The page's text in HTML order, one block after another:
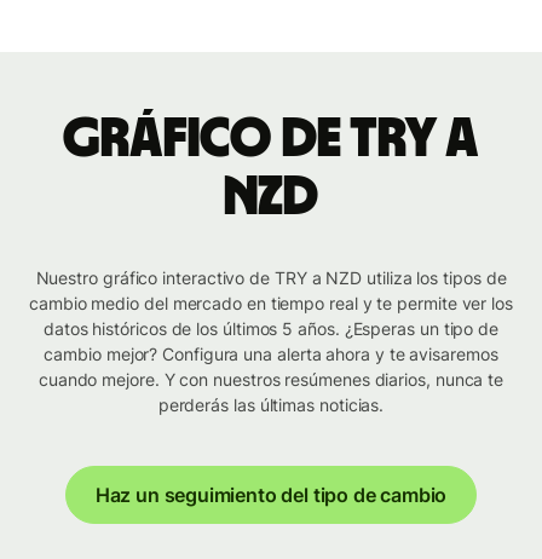
Gráfico de TRY a
NZD
Nuestro gráfico interactivo de TRY a NZD utiliza los tipos de
cambio medio del mercado en tiempo real y te permite ver los
datos históricos de los últimos 5 años. ¿Esperas un tipo de
cambio mejor? Configura una alerta ahora y te avisaremos
cuando mejore. Y con nuestros resúmenes diarios, nunca te
perderás las últimas noticias.
Haz un seguimiento del tipo de cambio